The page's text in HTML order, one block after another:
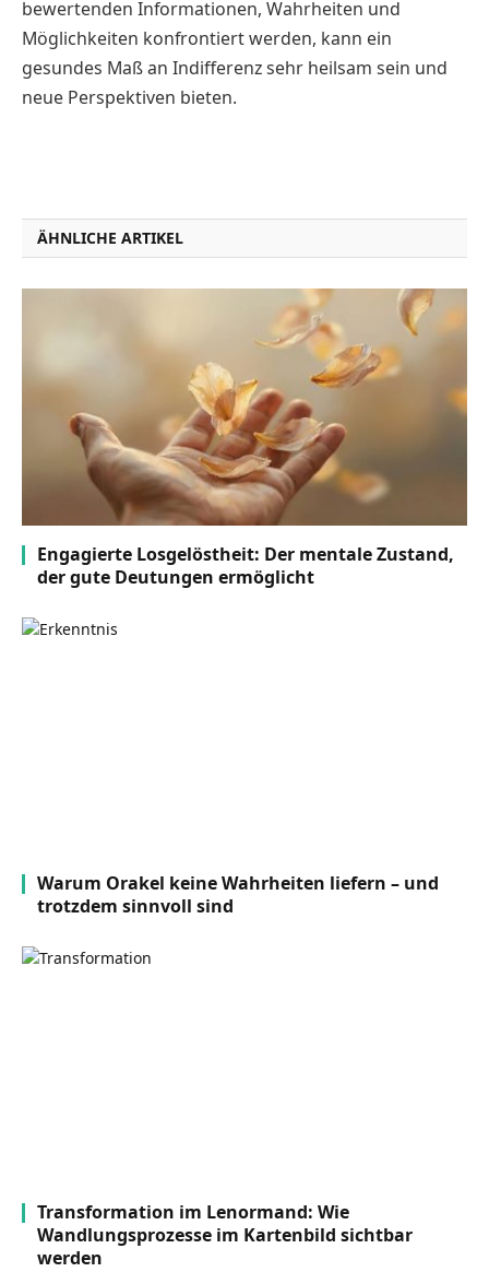
bewertenden Informationen, Wahrheiten und
Möglichkeiten konfrontiert werden, kann ein
gesundes Maß an Indifferenz sehr heilsam sein und
neue Perspektiven bieten.
ÄHNLICHE ARTIKEL
Engagierte Losgelöstheit: Der mentale Zustand,
der gute Deutungen ermöglicht
Warum Orakel keine Wahrheiten liefern – und
trotzdem sinnvoll sind
Transformation im Lenormand: Wie
Wandlungsprozesse im Kartenbild sichtbar
werden